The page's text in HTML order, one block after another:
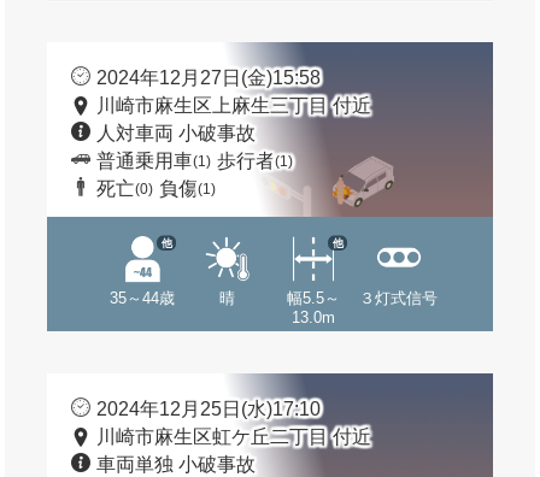
2024年12月27日(金)15:58
川崎市麻生区上麻生三丁目 付近
人対車両 小破事故
普通乗用車(1) 歩行者(1)
死亡(0) 負傷(1)
35～44歳
他
晴
幅5.5～
13.0m
他
３灯式信号
2024年12月25日(水)17:10
川崎市麻生区虹ケ丘二丁目 付近
車両単独 小破事故